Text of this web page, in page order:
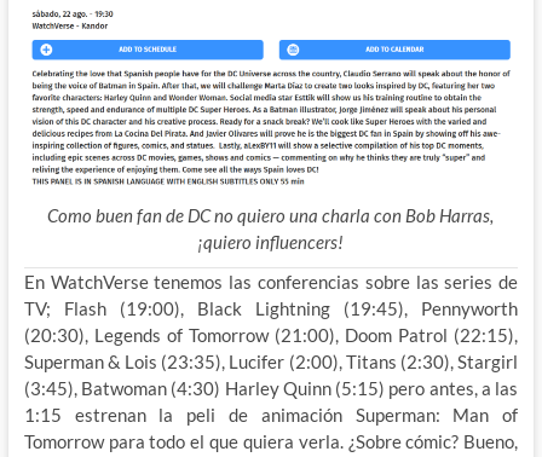
Como buen fan de DC no quiero una charla con Bob Harras,
¡quiero influencers!
En WatchVerse tenemos las conferencias sobre las series de
TV; Flash (19:00), Black Lightning (19:45), Pennyworth
(20:30), Legends of Tomorrow (21:00), Doom Patrol (22:15),
Superman & Lois (23:35), Lucifer (2:00), Titans (2:30), Stargirl
(3:45), Batwoman (4:30) Harley Quinn (5:15) pero antes, a las
1:15 estrenan la peli de animación Superman: Man of
Tomorrow para todo el que quiera verla. ¿Sobre cómic? Bueno,